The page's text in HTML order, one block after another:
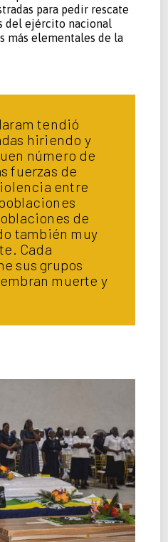
para pedir rescate
del ejército nacional
más elementales de la
tendió
hiriendo y
número de
fuerzas de
entre
de
también muy
Cada
sus grupos
muerte y